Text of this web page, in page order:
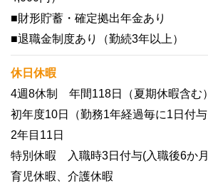
■財形貯蓄・確定拠出年金あり
■退職金制度あり（勤続3年以上）
休日休暇
4週8休制 年間118日（夏期休暇含む）
初年度10日（勤務1年経過毎に1日付与
2年目11日
特別休暇 入職時3日付与(入職後6か
育児休暇、介護休暇